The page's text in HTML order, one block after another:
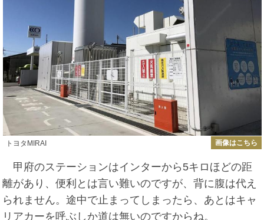
トヨタMIRAI 画像はこちら
甲府のステーションはインターから5キロほどの距
離があり、便利とは言い難いのですが、背に腹は代え
られません。途中で止まってしまったら、あとはキャ
リアカーを呼ぶしか道は無いのですからね。